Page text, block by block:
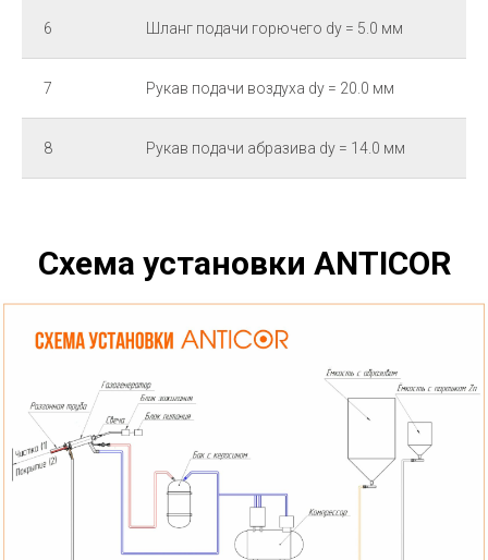
6 Шланг подачи горючего dy = 5.0 мм
7 Рукав подачи воздуха dy = 20.0 мм
8 Рукав подачи абразива dy = 14.0 мм
Схема установки ANTICOR